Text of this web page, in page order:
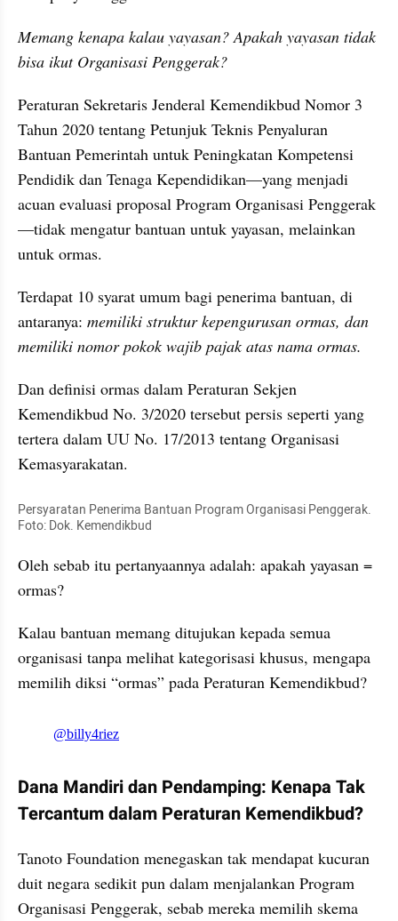
Memang kenapa kalau yayasan? Apakah yayasan tidak
bisa ikut Organisasi Penggerak?
Peraturan Sekretaris Jenderal Kemendikbud Nomor 3
Tahun 2020 tentang Petunjuk Teknis Penyaluran
Bantuan Pemerintah untuk Peningkatan Kompetensi
Pendidik dan Tenaga Kependidikan—yang menjadi
acuan evaluasi proposal Program Organisasi Penggerak
—tidak mengatur bantuan untuk yayasan, melainkan
untuk ormas.
Terdapat 10 syarat umum bagi penerima bantuan, di
antaranya: memiliki struktur kepengurusan ormas, dan
memiliki nomor pokok wajib pajak atas nama ormas.
Dan definisi ormas dalam Peraturan Sekjen
Kemendikbud No. 3/2020 tersebut persis seperti yang
tertera dalam UU No. 17/2013 tentang Organisasi
Kemasyarakatan.
Persyaratan Penerima Bantuan Program Organisasi Penggerak.
Foto: Dok. Kemendikbud
Oleh sebab itu pertanyaannya adalah: apakah yayasan =
ormas?
Kalau bantuan memang ditujukan kepada semua
organisasi tanpa melihat kategorisasi khusus, mengapa
memilih diksi “ormas” pada Peraturan Kemendikbud?
Dana Mandiri dan Pendamping: Kenapa Tak
Tercantum dalam Peraturan Kemendikbud?
Tanoto Foundation menegaskan tak mendapat kucuran
duit negara sedikit pun dalam menjalankan Program
Organisasi Penggerak, sebab mereka memilih skema